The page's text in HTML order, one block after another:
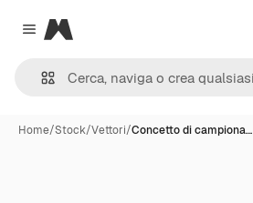
Close menu
Magnific
Home/Stock/Vettori/Concetto di campiona…